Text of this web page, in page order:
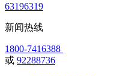
63196319
新闻热线
1800-7416388
或 92288736